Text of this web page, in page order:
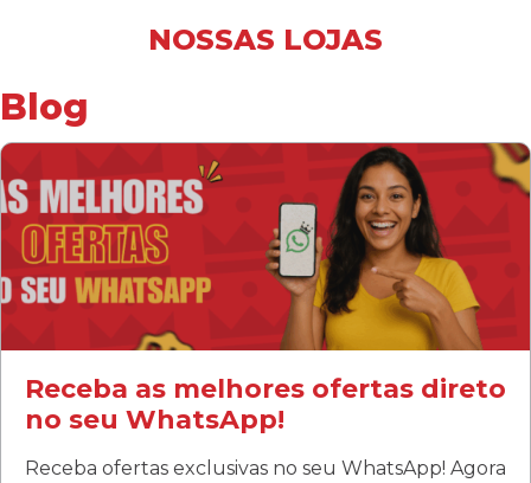
NOSSAS LOJAS
Blog
Receba as melhores ofertas direto
no seu WhatsApp!
Receba ofertas exclusivas no seu WhatsApp! Agora